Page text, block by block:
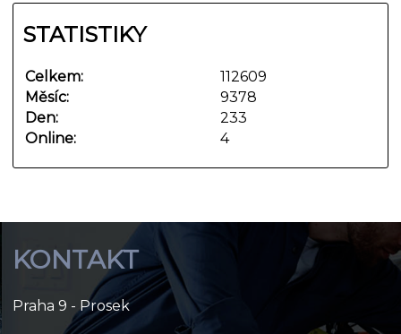
STATISTIKY
Online: 4
Celkem:
112609
Měsíc:
9378
Den:
233
KONTAKT
Praha 9 - Prosek